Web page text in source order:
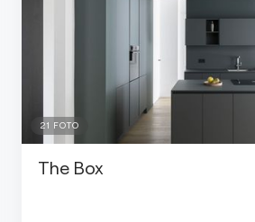
21 FOTO
The Box